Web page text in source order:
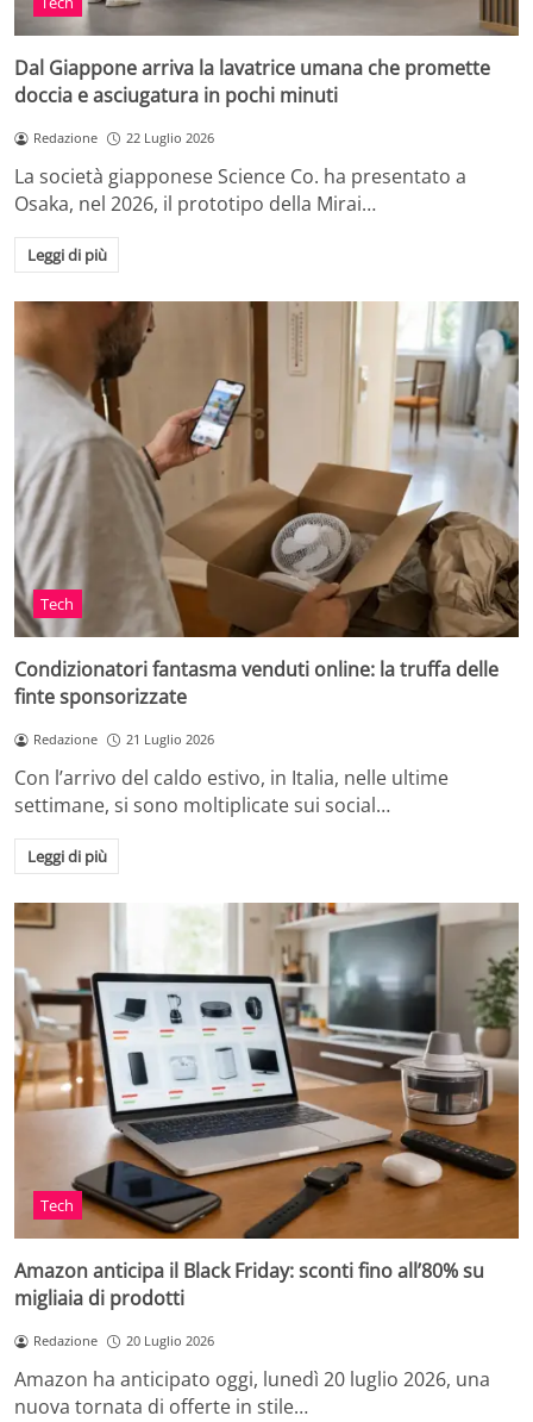
Dal Giappone arriva la lavatrice umana che promette
doccia e asciugatura in pochi minuti
Redazione 22 Luglio 2026
La società giapponese Science Co. ha presentato a
Osaka, nel 2026, il prototipo della Mirai…
Leggi di più
Tech
Condizionatori fantasma venduti online: la truffa delle
finte sponsorizzate
Redazione 21 Luglio 2026
Con l’arrivo del caldo estivo, in Italia, nelle ultime
settimane, si sono moltiplicate sui social…
Leggi di più
Tech
Amazon anticipa il Black Friday: sconti fino all’80% su
migliaia di prodotti
Redazione 20 Luglio 2026
Amazon ha anticipato oggi, lunedì 20 luglio 2026, una
nuova tornata di offerte in stile…